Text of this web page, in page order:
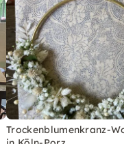
Trockenblumenkranz-